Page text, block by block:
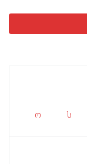
ო ს